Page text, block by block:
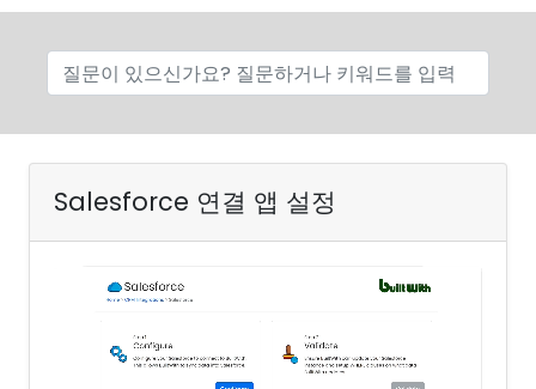
Salesforce 연결 앱 설정